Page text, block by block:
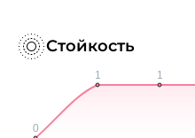
Стойкость